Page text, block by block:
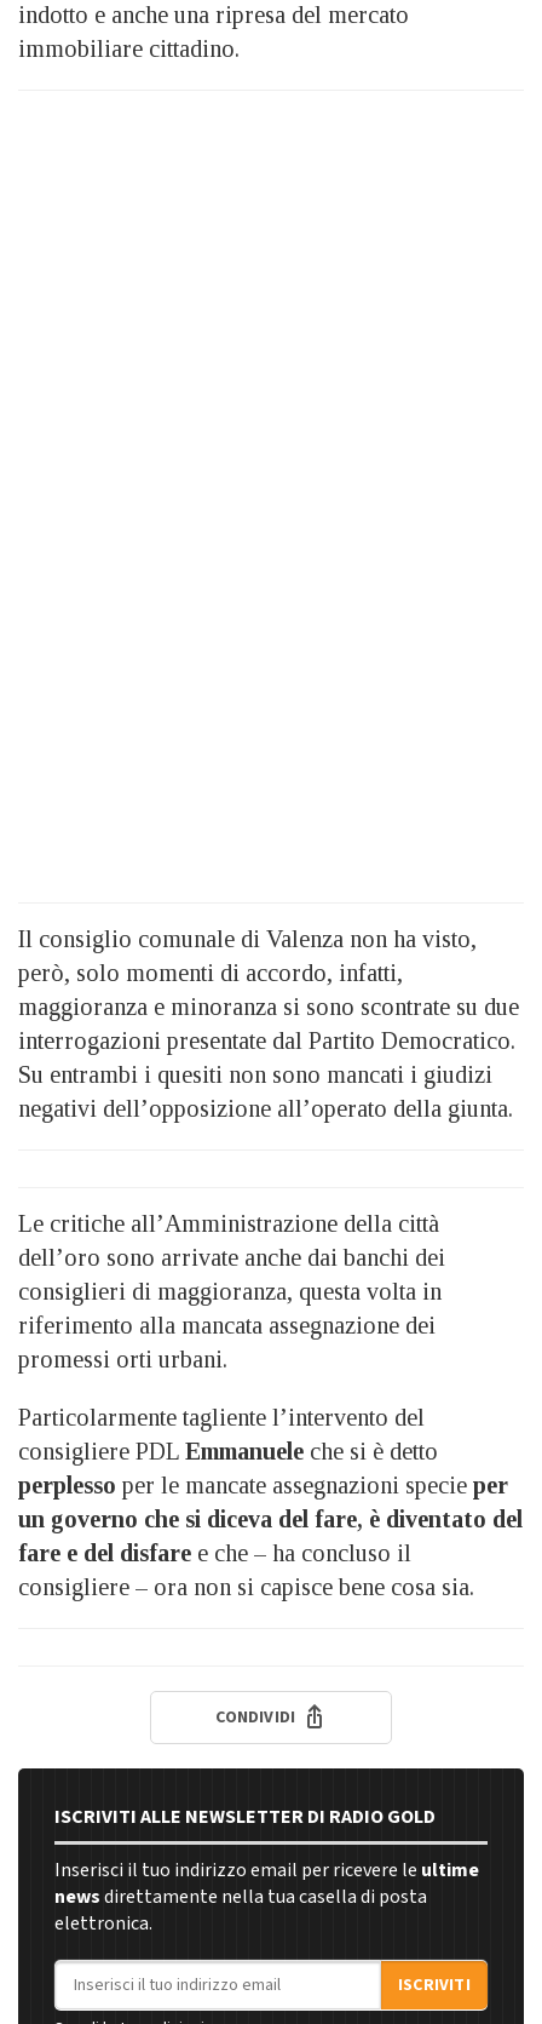
indotto e anche una ripresa del mercato
immobiliare cittadino.
Il consiglio comunale di Valenza non ha visto,
però, solo momenti di accordo, infatti,
maggioranza e minoranza si sono scontrate su due
interrogazioni presentate dal Partito Democratico.
Su entrambi i quesiti non sono mancati i giudizi
negativi dell’opposizione all’operato della giunta.
Le critiche all’Amministrazione della città
dell’oro sono arrivate anche dai banchi dei
consiglieri di maggioranza, questa volta in
riferimento alla mancata assegnazione dei
promessi orti urbani.
Particolarmente tagliente l’intervento del
consigliere PDL Emmanuele che si è detto
perplesso per le mancate assegnazioni specie per
un governo che si diceva del fare, è diventato del
fare e del disfare e che – ha concluso il
consigliere – ora non si capisce bene cosa sia.
CONDIVIDI
ISCRIVITI ALLE NEWSLETTER DI RADIO GOLD
Inserisci il tuo indirizzo email per ricevere le ultime
newsdirettamente nella tua casella di posta
elettronica.
Indirizzo email
ISCRIVITI